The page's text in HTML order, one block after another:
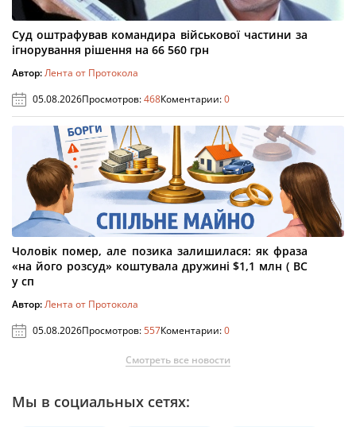
Суд оштрафував командира військової частини за
ігнорування рішення на 66 560 грн
Автор:Лента от Протокола
05.08.2026Просмотров:468Коментарии:0
Чоловік помер, але позика залишилася: як фраза
«на його розсуд» коштувала дружині $1,1 млн ( ВС
у сп
Автор:Лента от Протокола
05.08.2026Просмотров:557Коментарии:0
Смотреть все новости
Мы в социальных сетях: